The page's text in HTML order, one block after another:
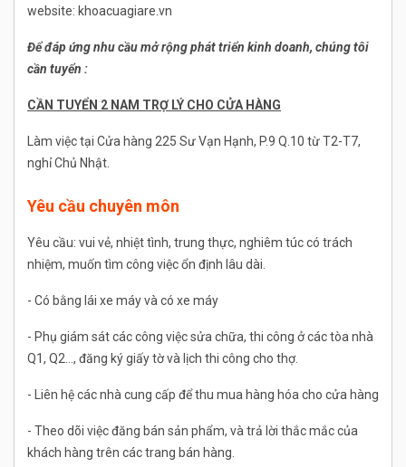
website: khoacuagiare.vn
Để đáp ứng nhu cầu mở rộng phát triển kinh doanh, chúng tôi
cần tuyển :
CẦN TUYỂN 2 NAM TRỢ LÝ CHO CỬA HÀNG
Làm việc tại Cửa hàng 225 Sư Vạn Hạnh, P.9 Q.10 từ T2-T7,
nghỉ Chủ Nhật.
Yêu cầu chuyên môn
Yêu cầu: vui vẻ, nhiệt tình, trung thực, nghiêm túc có trách
nhiệm, muốn tìm công việc ổn định lâu dài.
- Có bằng lái xe máy và có xe máy
- Phụ giám sát các công việc sửa chữa, thi công ở các tòa nhà
Q1, Q2…, đăng ký giấy tờ và lịch thi công cho thợ.
- Liên hệ các nhà cung cấp để thu mua hàng hóa cho cửa hàng
- Theo dõi việc đăng bán sản phẩm, và trả lời thắc mắc của
khách hàng trên các trang bán hàng.